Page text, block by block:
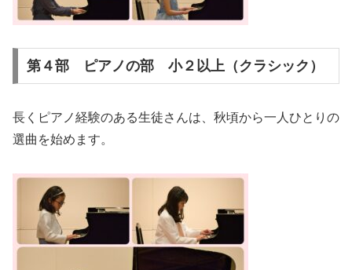
第４部 ピアノの部 小２以上（クラシック）
長くピアノ経験のある生徒さんは、秋頃から一人ひとりの
選曲を始めます。